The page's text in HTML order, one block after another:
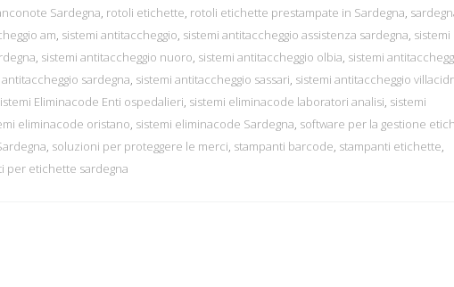
Sardegna, rotoli etichette, rotoli etichette prestampate in Sardegna,
am, sistemi antitaccheggio, sistemi antitaccheggio assistenza sardegna, sistemi
, sistemi antitaccheggio nuoro, sistemi antitaccheggio olbia, sistemi
sardegna, sistemi antitaccheggio sassari, sistemi antitaccheggio
Eliminacode Enti ospedalieri, sistemi eliminacode laboratori analisi, sistemi
eliminacode oristano, sistemi eliminacode Sardegna, software per la gestione
, soluzioni per proteggere le merci, stampanti barcode, stampanti etichette,
per etichette sardegna